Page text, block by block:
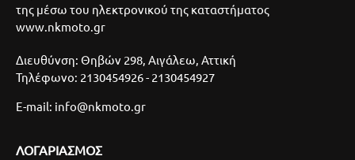
της μέσω του ηλεκτρονικού της καταστήματος
www.nkmoto.gr
Διευθύνση: Θηβών 298, Αιγάλεω, Αττική
Τηλέφωνο: 2130454926 - 2130454927
E-mail: info@nkmoto.gr
ΛΟΓΑΡΙΑΣΜΌΣ